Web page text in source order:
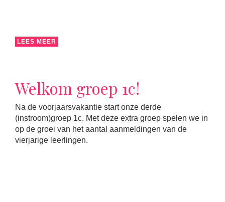
LEES MEER
Welkom groep 1c!
Na de voorjaarsvakantie start onze derde
(instroom)groep 1c. Met deze extra groep spelen we in
op de groei van het aantal aanmeldingen van de
vierjarige leerlingen.